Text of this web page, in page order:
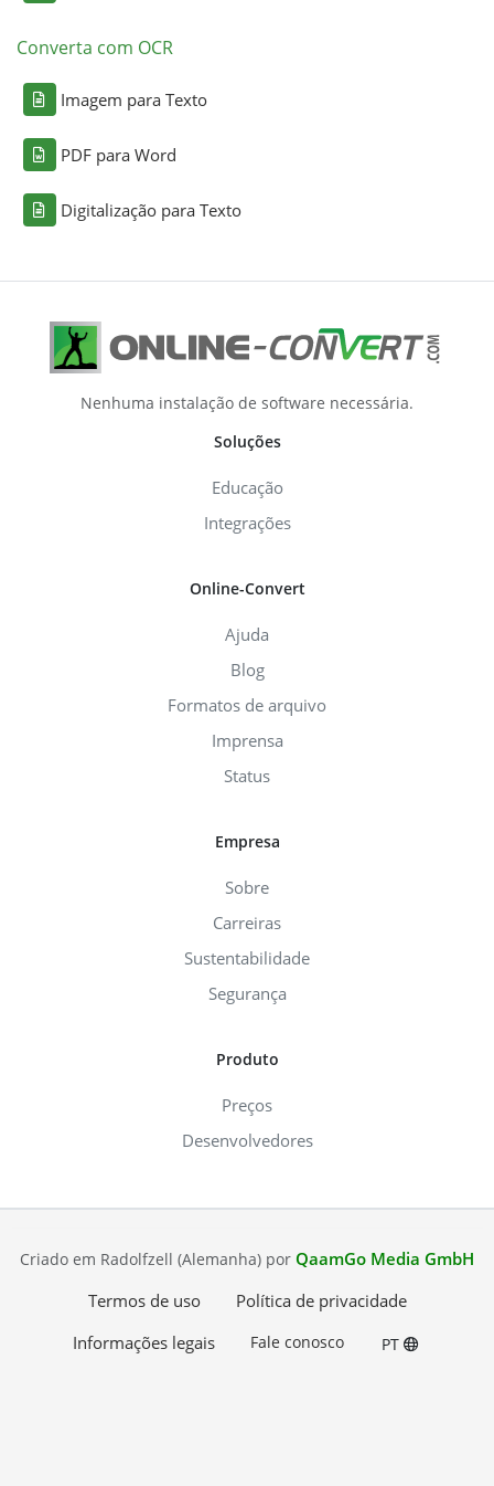
Converta com OCR
Imagem para Texto
PDF para Word
Digitalização para Texto
Nenhuma instalação de software necessária.
Soluções
Educação
Integrações
Online-Convert
Ajuda
Blog
Formatos de arquivo
Imprensa
Status
Empresa
Sobre
Carreiras
Sustentabilidade
Segurança
Produto
Preços
Desenvolvedores
Criado em Radolfzell (Alemanha) por QaamGo Media GmbH
Termos de uso
Política de privacidade
Informações legais
Fale conosco PT